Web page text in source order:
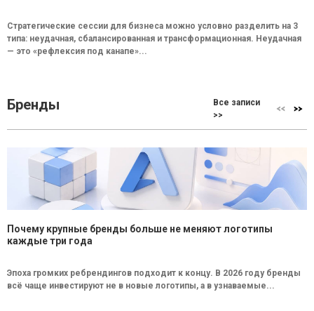
Стратегические сессии для бизнеса можно условно разделить на 3
типа: неудачная, сбалансированная и трансформационная. Неудачная
— это «рефлексия под канапе»...
Бренды
Все записи
>>
Почему крупные бренды больше не меняют логотипы
каждые три года
Эпоха громких ребрендингов подходит к концу. В 2026 году бренды
всё чаще инвестируют не в новые логотипы, а в узнаваемые...